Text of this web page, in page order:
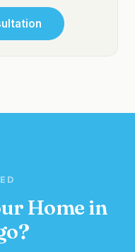
Home in